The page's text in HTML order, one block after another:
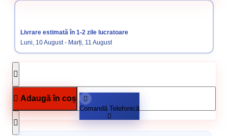
Categorii:
Livrare estimată în 1-2 zile lucratoare
Luni, 10 August - Marți, 11 August
Adaugă în coș
Comandă Telefonică